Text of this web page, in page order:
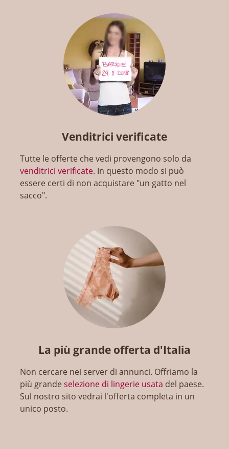
Venditrici verificate
Tutte le offerte che vedi provengono solo da
venditrici verificate. In questo modo si può
essere certi di non acquistare "un gatto nel
sacco".
La più grande offerta d'Italia
Non cercare nei server di annunci. Offriamo la
più grandeselezione di lingerie usata del paese.
Sul nostro sito vedrai l'offerta completa in un
unico posto.